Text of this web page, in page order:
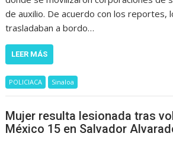
de auxilio. De acuerdo con los reportes,
trasladaban a bordo…
LEER MÁS
POLICIACA Sinaloa
Mujer resulta lesionada tras
México 15 en Salvador